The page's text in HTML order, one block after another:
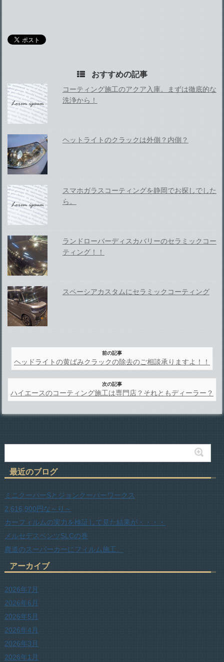
おすすめの記事
コーティング施工のアクア入庫。まずは徹底的な
洗浄から！
ヘットライトのクラックは外側？内側？
スマホガラスコーティングを静岡でお探しでした
ら。
ランドローバーディスカバリーのセラミックコー
ティング！！
スペーシアカスタムにセラミックコーティング
前の記事
ヘッドライトの黄ばみクラックの除去のご相談承りますよ！！
次の記事
ハイエースのコーティング施工は専門店？それともディーラー？
最近のブログ
ミニクーパーSとジョンクーパーワークス
2,616,900円な～り～
カーフィルムの実力を検証して見た結果が・・・・
メルセデスベンツSLCの巻
農道のスーパーカーにフィルム施工。
アーカイブ
2026年7月
2026年6月
2026年5月
2026年4月
2026年3月
2026年1月